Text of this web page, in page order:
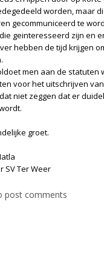
worden, maar
gecommuniceerd te
geinteresseerd zijn en
hebben de tijd krijgen
men aan de statuten
voor het uitschrijven
niet zeggen dat er
groet.
SV Ter Weer
post comments